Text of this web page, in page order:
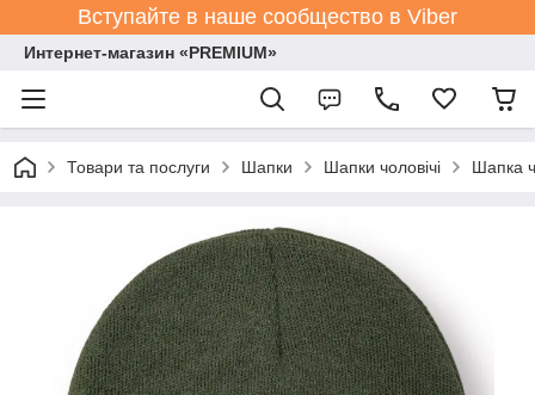
Вступайте в наше сообщество в Viber
Интернет-магазин «PREMIUM»
Товари та послуги Шапки Шапки чоловічі Шапка